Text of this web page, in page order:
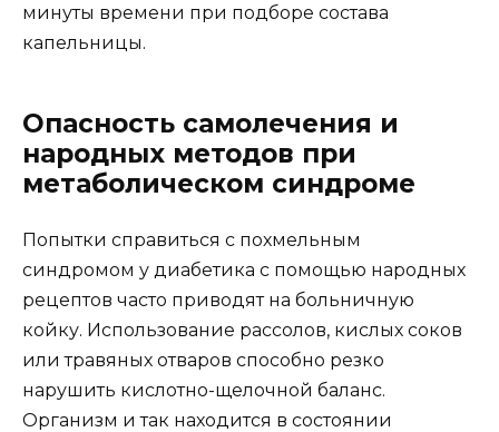
минуты времени при подборе состава
капельницы.
Опасность самолечения и
народных методов при
метаболическом синдроме
Попытки справиться с похмельным
синдромом у диабетика с помощью народных
рецептов часто приводят на больничную
койку. Использование рассолов, кислых соков
или травяных отваров способно резко
нарушить кислотно-щелочной баланс.
Организм и так находится в состоянии